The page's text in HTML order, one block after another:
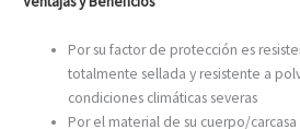
Por su factor de protección es
totalmente sellada y resistente a
condiciones climáticas severas
Por el material de su cuerpo/